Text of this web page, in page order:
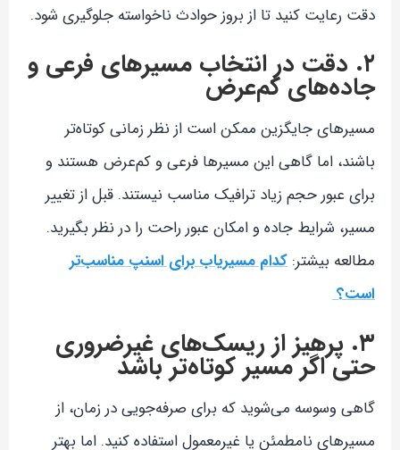
دقت رعایت کنید تا از بروز حوادث ناخواسته جلوگیری شود.
۲. دقت در انتخاب مسیرهای فرعی و
جاده‌های کم‌عرض
مسیرهای جایگزین ممکن است از نظر زمانی کوتاه‌تر
باشند، اما گاهی این مسیرها فرعی و کم‌عرض هستند و
برای عبور حجم زیاد ترافیک مناسب نیستند. قبل از تغییر
مسیر، شرایط جاده و امکان عبور راحت را در نظر بگیرید.
مطالعه بیشتر: کدام مسیریاب برای اسنپ مناسب‌تر
است؟
۳. پرهیز از ریسک‌های غیرضروری
حتی اگر مسیر کوتاه‌تر باشد
گاهی وسوسه می‌شوید که برای صرفه‌جویی در زمان، از
مسیرهای نامطمئن یا غیرمعمول استفاده کنید. اما بهتر